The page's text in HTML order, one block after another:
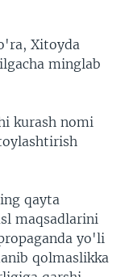
Xitoyda
minglab
kurash nomi
qayta
maqsadlarini
yo'li
qolmaslikka